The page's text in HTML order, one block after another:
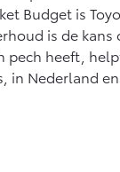
Budget is
is de
heeft,
in Nederland